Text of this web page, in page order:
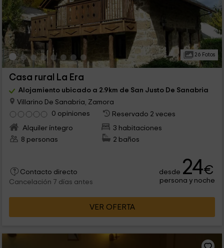
26 Fotos
Casa rural La Era
Alojamiento ubicado a 2.9km de San Justo De Sanabria
Villarino De Sanabria, Zamora
0 opiniones
Reservado 2 veces
Alquiler íntegro
3 habitaciones
8 personas
2 baños
Contacto directo
Cancelación 7 días antes
desde 24€
persona y noche
VER OFERTA